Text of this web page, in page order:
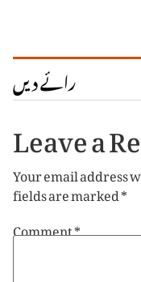
رائے دیں
Leave a
Your email address
fields are marked*
Comment*